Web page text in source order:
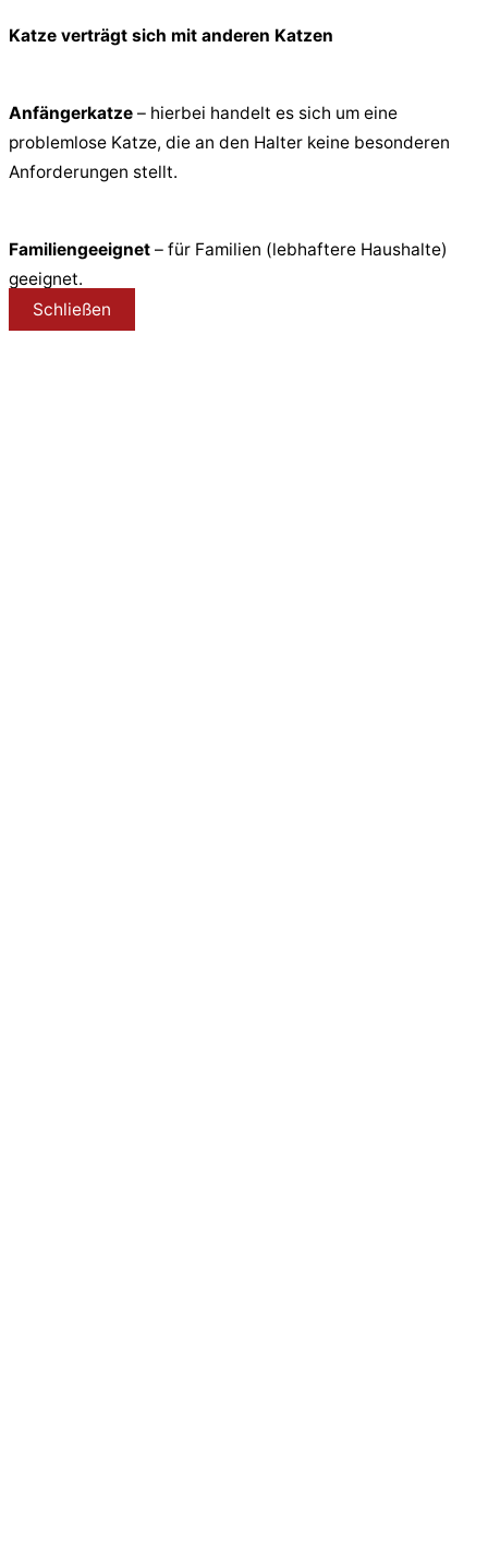
Katze verträgt sich mit anderen Katzen
Anfängerkatze – hierbei handelt es sich um eine
problemlose Katze, die an den Halter keine besonderen
Anforderungen stellt.
Familiengeeignet – für Familien (lebhaftere Haushalte)
geeignet.
Schließen